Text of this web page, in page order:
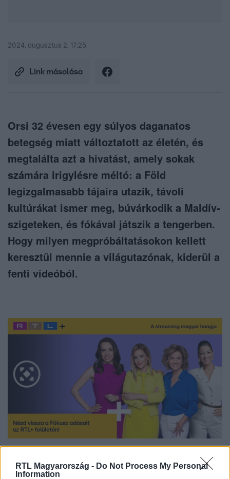
RTL Magyarország - Do Not Process My Personal
Information
2024. augusztus 2. 17:25
Link másolása
Orsi 32 évesen egy súlyos daganatos
betegség miatt változtatott az életén, és
megtalálta azt a hivatást, amely sokak
számára irigylésre méltó: a Föld
legizgalmasabb tájaira utazik, távoli
kultúrákat ismer meg, búvárkodik a Maldív-
szigeteken, és fókával játszik a tengerben.
Hogy milyen megpróbáltatásokon kellett
keresztül mennie a világutazónak, kiderül a
fenti videóból.